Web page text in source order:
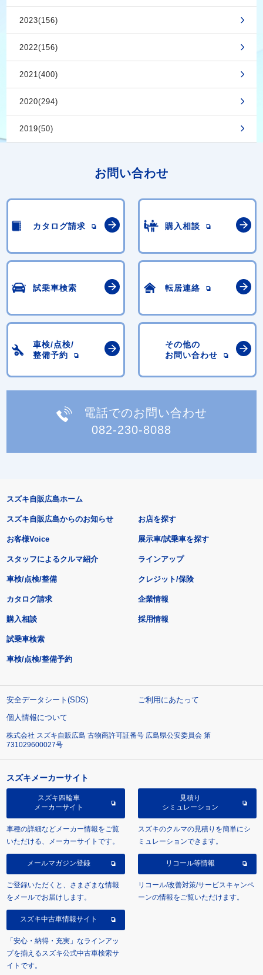
2023(156)
2022(156)
2021(400)
2020(294)
2019(50)
お問い合わせ
カタログ請求 購入相談
試乗車検索 転居連絡
車検/点検/
整備予約
その他の
お問い合わせ
電話でのお問い合わせ
082-230-8088
スズキ自販広島ホーム
スズキ自販広島からのお知らせ
お客様Voice
スタッフによるクルマ紹介
お店を探す
展示車/試乗車を探す
ラインアップ
車検/点検/整備 クレジット/保険
カタログ請求
購入相談
試乗車検索
車検/点検/整備予約
企業情報
採用情報
安全データシート(SDS)
ご利用にあたって
個人情報について
株式会社 スズキ自販広島 古物商許可証番号 広島県公安委員会 第
731029600027号
スズキメーカーサイト
スズキ四輪車
メーカーサイト
車種の詳細などメーカー情報をご覧
いただける、メーカーサイトです。
見積り
シミュレーション
スズキのクルマの見積りを簡単にシ
ミュレーションできます。
メールマガジン登録
ご登録いただくと、さまざまな情報
をメールでお届けします。
リコール等情報
リコール/改善対策/サービスキャンペ
ーンの情報をご覧いただけます。
スズキ中古車情報サイト
「安心・納得・充実」なラインアッ
プを揃えるスズキ公式中古車検索サ
イトです。